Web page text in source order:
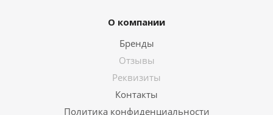
О компании
Бренды
Отзывы
Реквизиты
Контакты
Политика конфиденциальности